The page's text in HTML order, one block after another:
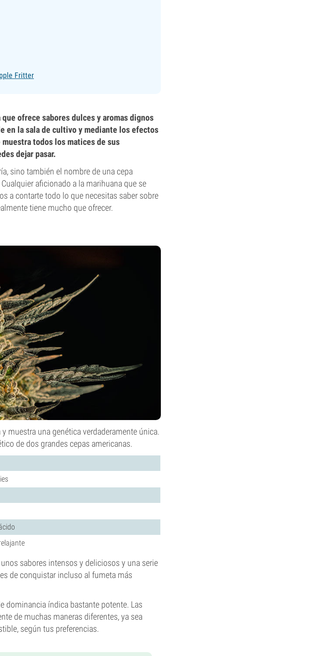
Fritter
ofrece sabores dulces y aromas dignos
en la sala de cultivo y mediante los efectos
muestra todos los matices de sus
dejar pasar.
sino también el nombre de una cepa
Cualquier aficionado a la marihuana que se
a contarte todo lo que necesitas saber sobre
tiene mucho que ofrecer.
muestra una genética verdaderamente única.
de dos grandes cepas americanas.
sabores intensos y deliciosos y una serie
de conquistar incluso al fumeta más
dominancia índica bastante potente. Las
de muchas maneras diferentes, ya sea
según tus preferencias.